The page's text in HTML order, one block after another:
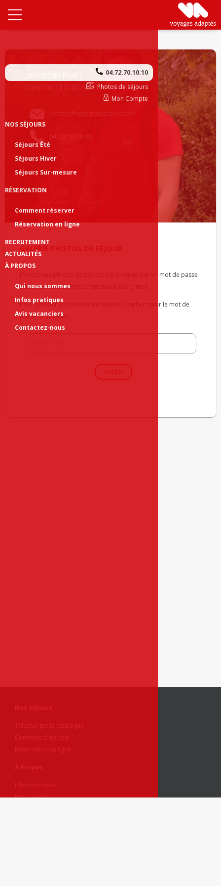
Photos de séjours
Mon Compte
04.72.70.10.10
NOS SÉJOURS
Séjours Été
Séjours Hiver
Séjours Sur-mesure
RÉSERVATION
Comment réserver
Réservation en ligne
RECRUTEMENT
ACTUALITÉS
À PROPOS
Qui nous sommes
Infos pratiques
Avis vacanciers
Contactez-nous
GALERIE PHOTOS DE SÉJOUR
L'accès aux photos de séjours est protégé par un mot de passe
que nous vous avons communiqué par e-mail.
Pour accéder aux photos de séjours, veuillez saisir le mot de
passe ci-dessous :
Valider
UN PROBLÈME ?
CONTACTEZ-NOUS !
contact@voyagesadaptes.com
04.72.70.10.10
Nos valeurs